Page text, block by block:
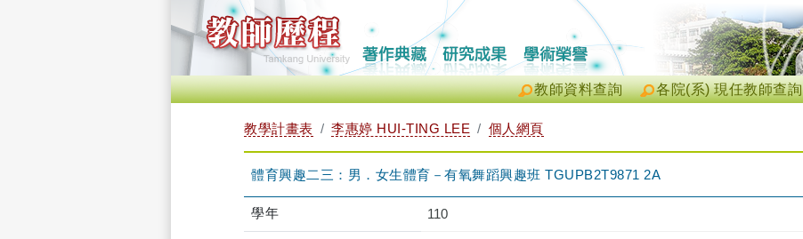
各院(系) 現任教師查詢
教師資料查詢
教學計畫表 李惠婷 HUI-TING LEE 個人網頁
體育興趣二三：男．女生體育－有氧舞蹈興趣班 TGUPB2T9871 2A
學年 110